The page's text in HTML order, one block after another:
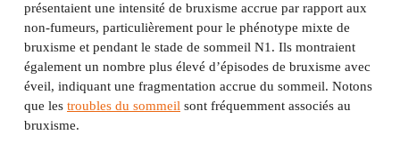
présentaient une intensité de bruxisme accrue par rapport aux
non-fumeurs, particulièrement pour le phénotype mixte de
bruxisme et pendant le stade de sommeil N1. Ils montraient
également un nombre plus élevé d’épisodes de bruxisme avec
éveil, indiquant une fragmentation accrue du sommeil. Notons
que les troubles du sommeil sont fréquemment associés au
bruxisme.